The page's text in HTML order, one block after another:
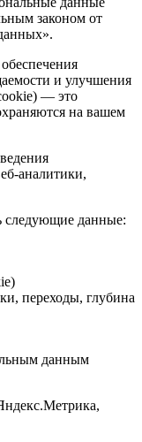
законом от
и улучшения
— это
на вашем
аналитики,
следующие данные:
переходы, глубина
данным